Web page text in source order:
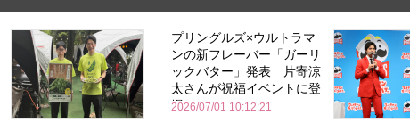
プリングルズ×ウルトラマ
ンの新フレーバー「ガーリ
ックバター」発表 片寄涼
太さんが祝福イベントに登
場
2026/07/01 10:12:21